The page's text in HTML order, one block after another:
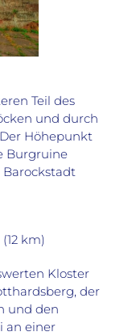
Teil des
und durch
Höhepunkt
Burgruine
km)
Kloster
der
und den
an einer